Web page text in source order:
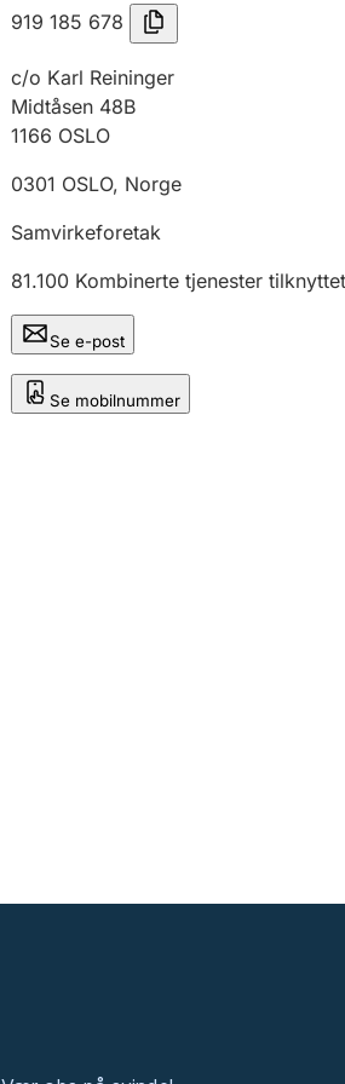
919 185 678
c/o Karl Reininger
Midtåsen 48B
1166 OSLO
0301 OSLO, Norge
Samvirkeforetak
81.100 Kombinerte tjenester
Se e-post
Se mobilnummer